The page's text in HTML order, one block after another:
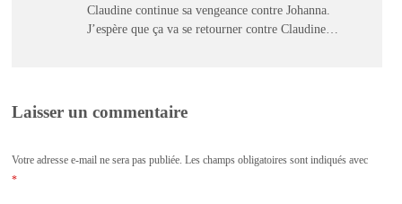
Claudine continue sa vengeance contre Johanna.
J’espère que ça va se retourner contre Claudine…
Laisser un commentaire
Votre adresse e-mail ne sera pas publiée. Les champs obligatoires sont indiqués avec
*